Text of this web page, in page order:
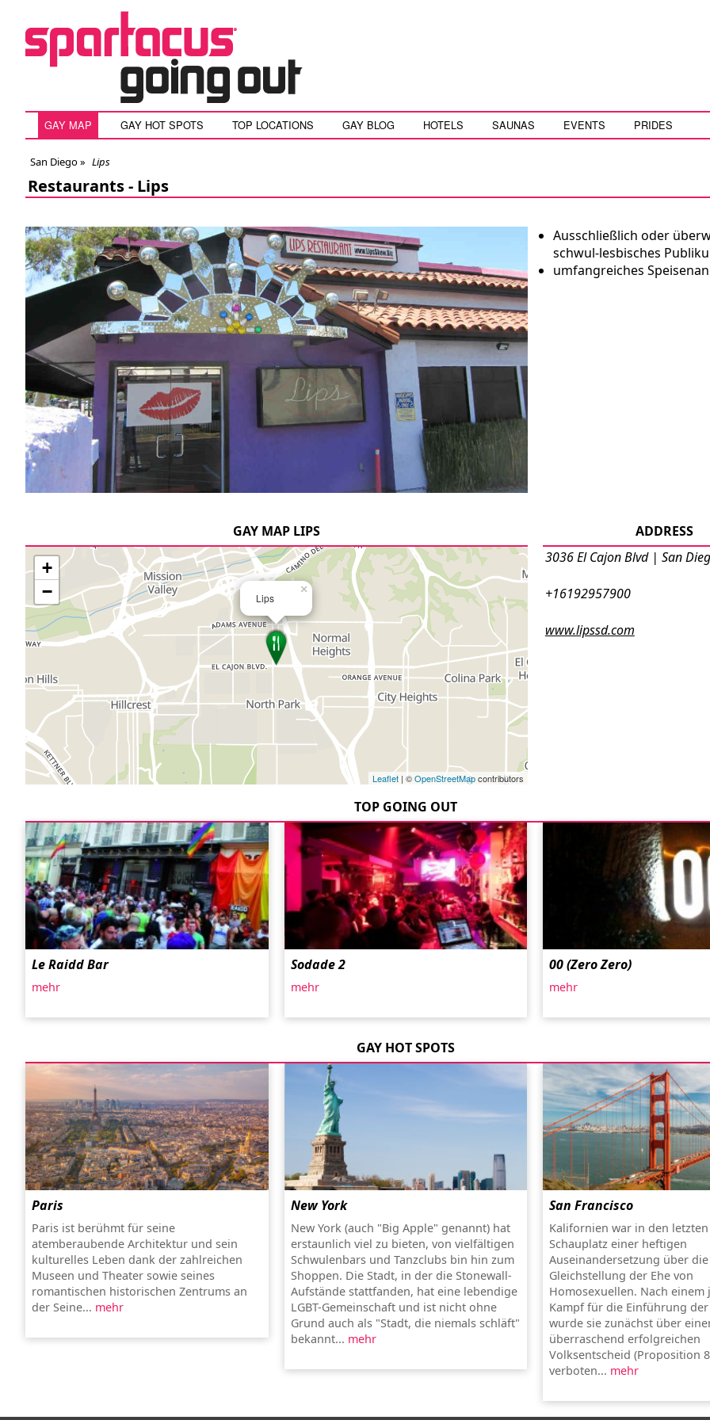
GAY MAP GAY HOT SPOTS TOP LOCATIONS GAY BLOG HOTELS SAUNAS EVENTS PRIDES
San Diego» Lips
Restaurants - Lips
Ausschließlich oder
schwul-lesbisches
umfangreiches
ADDRESS
3036 El Cajon Blvd | San
+16192957900
www.lipssd.com
GAY MAP LIPS
Lips
×
+
−
Leaflet| ©OpenStreetMapcontributors
TOP GOING OUT
Le Raidd Bar
mehr
Sodade 2
mehr
00 (Zero Zero)
mehr
GAY HOT SPOTS
Paris
Paris ist berühmt für seine
atemberaubende Architektur und sein
kulturelles Leben dank der zahlreichen
Museen und Theater sowie seines
romantischen historischen Zentrums an
der Seine... mehr
New York
New York (auch "Big Apple" genannt) hat
erstaunlich viel zu bieten, von vielfältigen
Schwulenbars und Tanzclubs bin hin zum
Shoppen. Die Stadt, in der die Stonewall-
Aufstände stattfanden, hat eine lebendige
LGBT-Gemeinschaft und ist nicht ohne
Grund auch als "Stadt, die niemals schläft"
bekannt... mehr
San Francisco
Kalifornien war in den letzten
Schauplatz einer heftigen
Auseinandersetzung über die
Gleichstellung der Ehe von
Homosexuellen. Nach einem
Kampf für die Einführung
wurde sie zunächst über
überraschend erfolgreichen
Volksentscheid (Proposition
verboten... mehr